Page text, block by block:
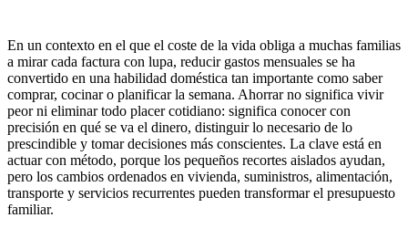
En un contexto en el que el coste de la vida obliga a muchas familias
a mirar cada factura con lupa, reducir gastos mensuales se ha
convertido en una habilidad doméstica tan importante como saber
comprar, cocinar o planificar la semana. Ahorrar no significa vivir
peor ni eliminar todo placer cotidiano: significa conocer con
precisión en qué se va el dinero, distinguir lo necesario de lo
prescindible y tomar decisiones más conscientes. La clave está en
actuar con método, porque los pequeños recortes aislados ayudan,
pero los cambios ordenados en vivienda, suministros, alimentación,
transporte y servicios recurrentes pueden transformar el presupuesto
familiar.